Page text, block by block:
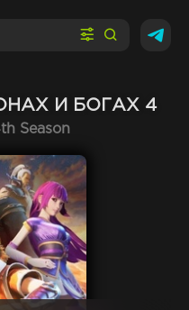
И БОГАХ 4
Season